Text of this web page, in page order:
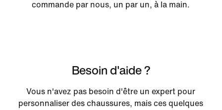
commande par nous, un par un, à la main.
Besoin d'aide ?
Vous n'avez pas besoin d'être un expert pour
personnaliser des chaussures, mais ces quelques